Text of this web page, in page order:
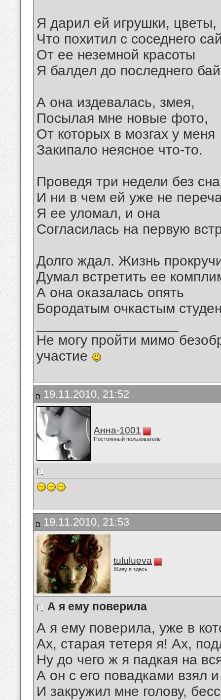
Я дарил ей игрушки, цветы,
Что похитил с соседнего
От ее неземной красоты
Я балдел до последнего
А она издевалась, змея,
Посылая мне новые фото,
От которых в мозгах у меня
Закипало неясное что-то.
Проведя три недели без сна
И ни в чем ей уже не
Я ее уломал, и она
Согласилась на первую
Долго ждал. Жизнь
Думал встретить ее
А она оказалась опять
Бородатым очкастым
Не могу пройти мимо
участие
19.11.2010, 21:52
Анна-1001
Постоянный пользователь
19.11.2010, 21:53
tululueva
Живу я здесь
А я ему поверила
А я ему поверила, уже в
Ах, старая тетеря я! Ах,
Ну до чего ж я падкая на
А он с его повадками взял
И закружил мне голову,